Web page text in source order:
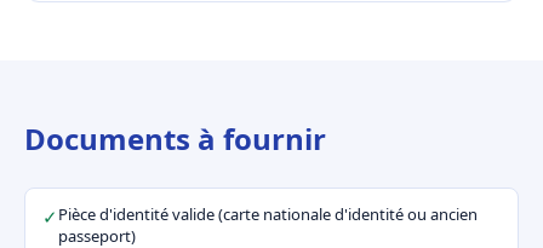
Documents à fournir
✓ Pièce d'identité valide (carte nationale d'identité ou ancien
passeport)